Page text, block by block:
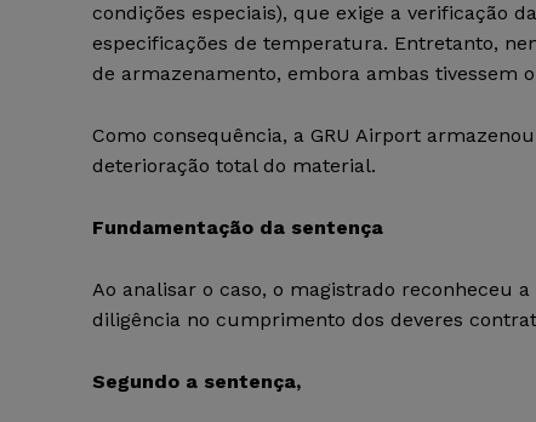
condições especiais), que exige a verificação
especificações de temperatura. Entretanto,
de armazenamento, embora ambas tivessem
Como consequência, a GRU Airport
deterioração total do material.
Fundamentação da sentença
Ao analisar o caso, o magistrado reconheceu
diligência no cumprimento dos deveres
Segundo a sentença,